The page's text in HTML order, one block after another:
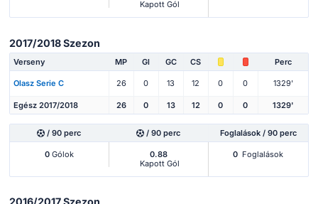
Kapott Gól
2017/2018 Szezon
Verseny MP Gl GC CS Perc
Olasz Serie C 26 0 13 12 0 0 1329'
Egész 2017/2018 26 0 13 12 0 0 1329'
/ 90 perc / 90 perc Foglalások / 90 perc
0Gólok
0.88
Kapott Gól
0 Foglalások